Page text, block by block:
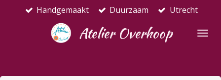
Atelier Overhoop
Handgemaakt Duurzaam Utrecht